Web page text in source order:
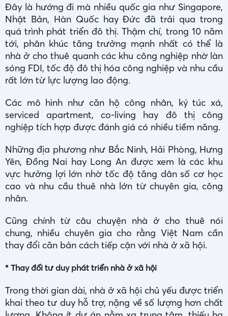
Đây là hướng đi mà nhiều quốc gia như Singapore,
Nhật Bản, Hàn Quốc hay Đức đã trải qua trong
quá trình phát triển đô thị. Thậm chí, trong 10 năm
tới, phân khúc tăng trưởng mạnh nhất có thể là
nhà ở cho thuê quanh các khu công nghiệp nhờ làn
sóng FDI, tốc độ đô thị hóa công nghiệp và nhu cầu
rất lớn từ lực lượng lao động.
Các mô hình như căn hộ công nhân, ký túc xá,
serviced apartment, co-living hay đô thị công
nghiệp tích hợp được đánh giá có nhiều tiềm năng.
Những địa phương như Bắc Ninh, Hải Phòng, Hưng
Yên, Đồng Nai hay Long An được xem là các khu
vực hưởng lợi lớn nhờ tốc độ tăng dân số cơ học
cao và nhu cầu thuê nhà lớn từ chuyên gia, công
nhân.
Cũng chính từ câu chuyện nhà ở cho thuê nói
chung, nhiều chuyên gia cho rằng Việt Nam cần
thay đổi căn bản cách tiếp cận với nhà ở xã hội.
* Thay đổi tư duy phát triển nhà ở xã hội
Trong thời gian dài, nhà ở xã hội chủ yếu được triển
khai theo tư duy hỗ trợ, nặng về số lượng hơn chất